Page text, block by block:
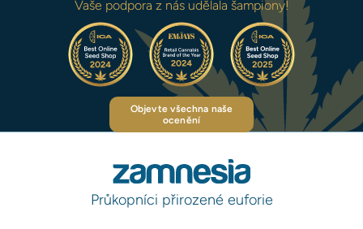
Vaše podpora z nás udělala šampiony!
Objevte všechna naše
ocenění
Průkopníci přirozené euforie